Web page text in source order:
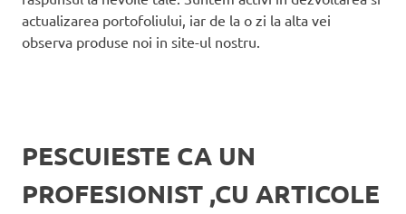
actualizarea portofoliului, iar de la o zi la alta vei
observa produse noi in site-ul nostru.
PESCUIESTE CA UN
PROFESIONIST ,CU ARTICOLE